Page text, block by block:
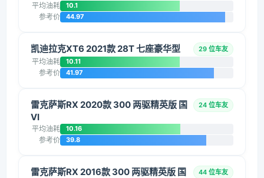
平均油耗 10.1
参考价 44.97
凯迪拉克XT6 2021款 28T 七座豪华型 29 位车友
平均油耗 10.11
参考价 41.97
雷克萨斯RX 2020款 300 两驱精英版 国
VI
24 位车友
平均油耗 10.16
参考价 39.8
雷克萨斯RX 2016款 300 两驱精英版 国
44 位车友